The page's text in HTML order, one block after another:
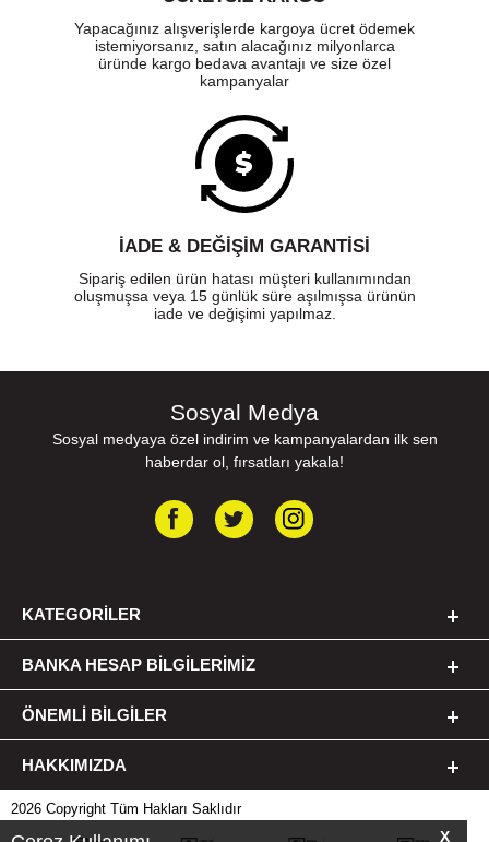
X
Yapacağınız alışverişlerde kargoya ücret ödemek
istemiyorsanız, satın alacağınız milyonlarca
üründe kargo bedava avantajı ve size özel
kampanyalar
İADE & DEĞİŞİM GARANTİSİ
Sipariş edilen ürün hatası müşteri kullanımından
oluşmuşsa veya 15 günlük süre aşılmışsa ürünün
iade ve değişimi yapılmaz.
Sosyal Medya
Sosyal medyaya özel indirim ve kampanyalardan ilk sen
haberdar ol, fırsatları yakala!
KATEGORILER
BANKA HESAP BILGILERIMIZ
ÖNEMLI BILGILER
HAKKIMIZDA
2026 Copyright Tüm Hakları Saklıdır